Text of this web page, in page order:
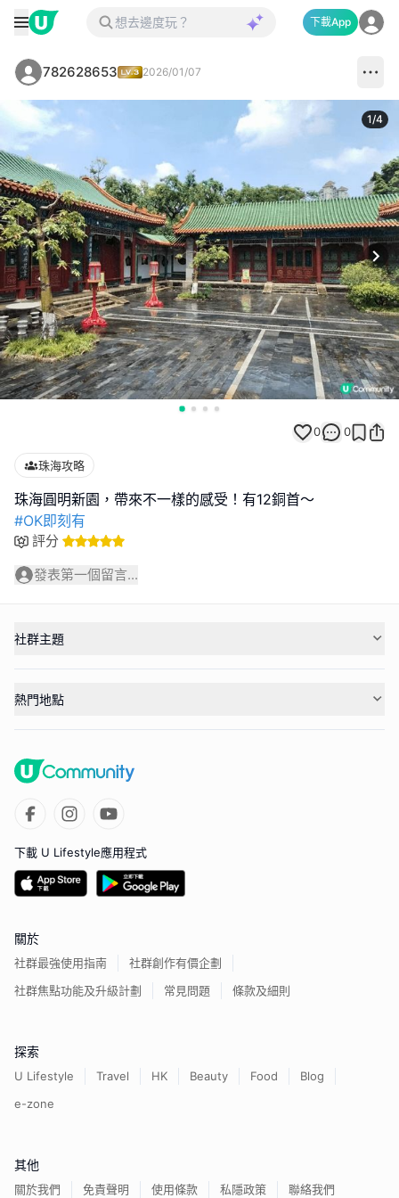
下載App
782628653 2026/01/07
1/4
0 0
珠海攻略
#OK即刻有
評分
發表第一個留言...
社群主題
熱門地點
下載 U Lifestyle應用程式
關於
社群最強使用指南
社群創作有價企劃
社群焦點功能及升級計劃
常見問題 條款及細則
探索
U Lifestyle Travel HK Beauty Food
Blog
e-zone
其他
關於我們 免責聲明 使用條款 私隱政策 聯絡我們